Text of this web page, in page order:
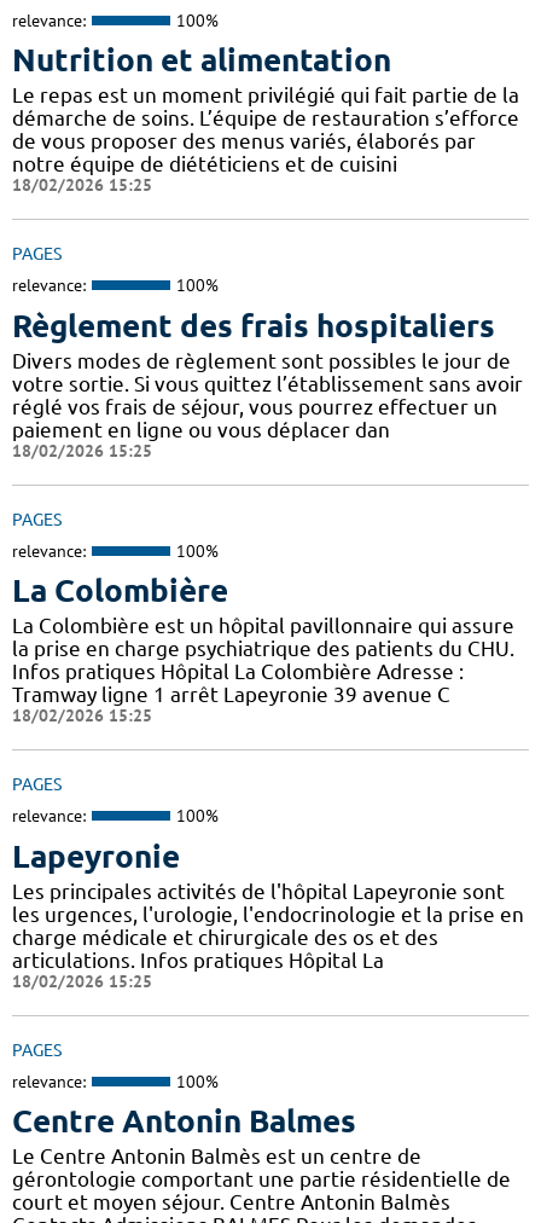
relevance: 100%
Nutrition et alimentation
Le repas est un moment privilégié qui fait partie de la
démarche de soins. L’équipe de restauration s’efforce
de vous proposer des menus variés, élaborés par
notre équipe de diététiciens et de cuisini
18/02/2026 15:25
PAGES
relevance: 100%
Règlement des frais hospitaliers
Divers modes de règlement sont possibles le jour de
votre sortie. Si vous quittez l’établissement sans avoir
réglé vos frais de séjour, vous pourrez effectuer un
paiement en ligne ou vous déplacer dan
18/02/2026 15:25
PAGES
relevance: 100%
La Colombière
La Colombière est un hôpital pavillonnaire qui assure
la prise en charge psychiatrique des patients du CHU.
Infos pratiques Hôpital La Colombière Adresse :
Tramway ligne 1 arrêt Lapeyronie 39 avenue C
18/02/2026 15:25
PAGES
relevance: 100%
Lapeyronie
Les principales activités de l'hôpital Lapeyronie sont
les urgences, l'urologie, l'endocrinologie et la prise en
charge médicale et chirurgicale des os et des
articulations. Infos pratiques Hôpital La
18/02/2026 15:25
PAGES
relevance: 100%
Centre Antonin Balmes
Le Centre Antonin Balmès est un centre de
gérontologie comportant une partie résidentielle de
court et moyen séjour. Centre Antonin Balmès